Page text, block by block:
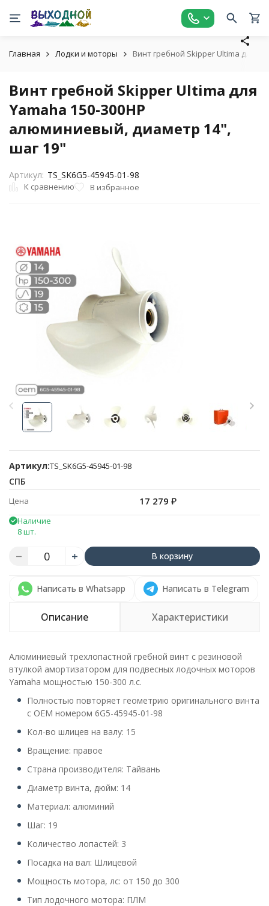
Главная Лодки и моторы Винт гребной Skipper Ultima для
Винт гребной Skipper Ultima для
Yamaha 150-300HP
алюминиевый, диаметр 14",
шаг 19"
Артикул: TS_SK6G5-45945-01-98
К сравнению В избранное
Артикул:TS_SK6G5-45945-01-98
СПБ
Цена 17 279 ₽
Наличие
8 шт.
В корзину
Написать в Whatsapp Написать в Telegram
Описание Характеристики
Алюминиевый трехлопастной гребной винт с резиновой
втулкой амортизатором для подвесных лодочных моторов
Yamaha мощностью 150-300 л.с.
Полностью повторяет геометрию оригинального винта
с OEM номером 6G5-45945-01-98
Кол-во шлицев на валу: 15
Вращение: правое
Страна производителя: Тайвань
Диаметр винта, дюйм: 14
Материал: алюминий
Шаг: 19
Количество лопастей: 3
Посадка на вал: Шлицевой
Мощность мотора, лс: от 150 до 300
Тип лодочного мотора: ПЛМ